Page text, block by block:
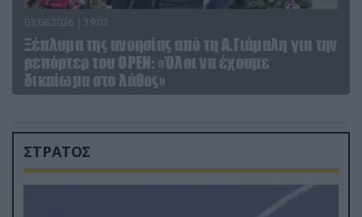
03.08.2026 | 19:02
Ξέπλυμα της ανοησίας από τη Α.Γιάμαλη για την
ρεπόρτερ του ΟΡΕΝ: «Όλοι να έχουμε
δικαίωμα στο λάθος»
ΣΤΡΑΤΟΣ